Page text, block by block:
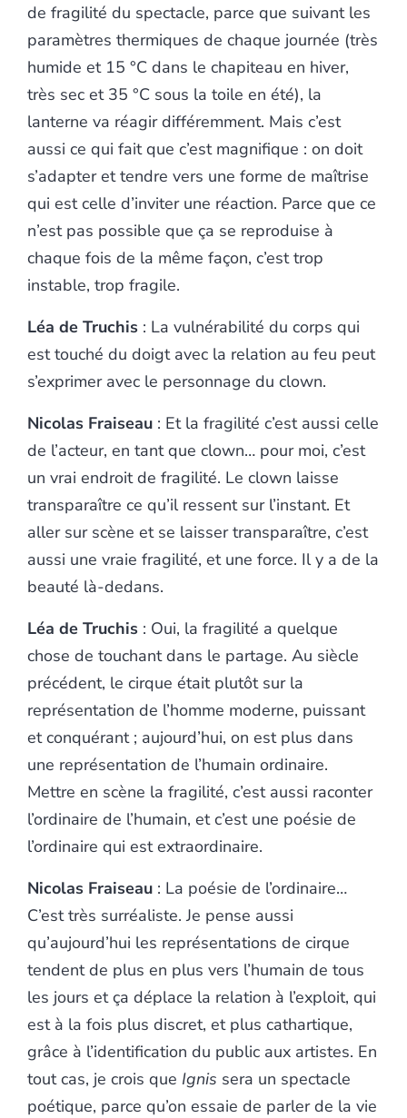
de fragilité du spectacle, parce que suivant les
paramètres thermiques de chaque journée (très
humide et 15 °C dans le chapiteau en hiver,
très sec et 35 °C sous la toile en été), la
lanterne va réagir différemment. Mais c’est
aussi ce qui fait que c’est magnifique : on doit
s’adapter et tendre vers une forme de maîtrise
qui est celle d’inviter une réaction. Parce que ce
n’est pas possible que ça se reproduise à
chaque fois de la même façon, c’est trop
instable, trop fragile.
Léa de Truchis : La vulnérabilité du corps qui
est touché du doigt avec la relation au feu peut
s’exprimer avec le personnage du clown.
Nicolas Fraiseau : Et la fragilité c’est aussi celle
de l’acteur, en tant que clown… pour moi, c’est
un vrai endroit de fragilité. Le clown laisse
transparaître ce qu’il ressent sur l’instant. Et
aller sur scène et se laisser transparaître, c’est
aussi une vraie fragilité, et une force. Il y a de la
beauté là-dedans.
Léa de Truchis : Oui, la fragilité a quelque
chose de touchant dans le partage. Au siècle
précédent, le cirque était plutôt sur la
représentation de l’homme moderne, puissant
et conquérant ; aujourd’hui, on est plus dans
une représentation de l’humain ordinaire.
Mettre en scène la fragilité, c’est aussi raconter
l’ordinaire de l’humain, et c’est une poésie de
l’ordinaire qui est extraordinaire.
Nicolas Fraiseau : La poésie de l’ordinaire…
C’est très surréaliste. Je pense aussi
qu’aujourd’hui les représentations de cirque
tendent de plus en plus vers l’humain de tous
les jours et ça déplace la relation à l’exploit, qui
est à la fois plus discret, et plus cathartique,
grâce à l’identification du public aux artistes. En
tout cas, je crois que Ignis sera un spectacle
poétique, parce qu’on essaie de parler de la vie